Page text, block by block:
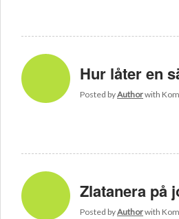
Hur låter en
Posted byAuthorwith
Zlatanera på
Posted byAuthorwith